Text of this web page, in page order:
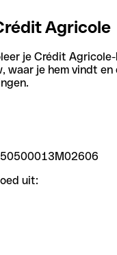
Agricole
je Crédit
waar je hem vindt
uit: